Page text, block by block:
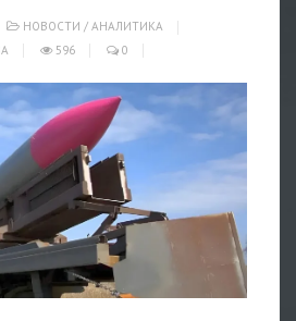
НОВОСТИ / АНАЛИТИКА
596 0